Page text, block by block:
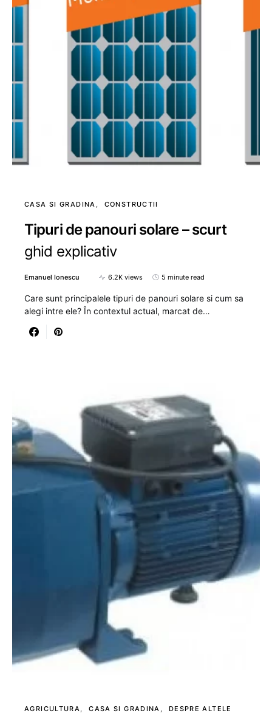
CASA SI GRADINA CONSTRUCTII
Tipuri de panouri solare – scurt
ghid explicativ
Emanuel Ionescu 6.2K views 5 minute read
Care sunt principalele tipuri de panouri solare si cum sa
alegi intre ele? În contextul actual, marcat de…
AGRICULTURA CASA SI GRADINA DESPRE ALTELE